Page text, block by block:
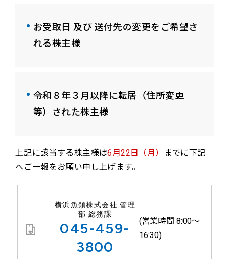
お受取日 及び 送付先の変更をご希望さ
れる株主様
令和８年３月以降に転居（住所変更
等）された株主様
上記に該当する株主様は6月22日（月）
までに下記
へご一報をお願い申し上げます。
横浜魚類株式会社 管理
部 総務課
045-459-
3800
(営業時間 8:00～
16:30)